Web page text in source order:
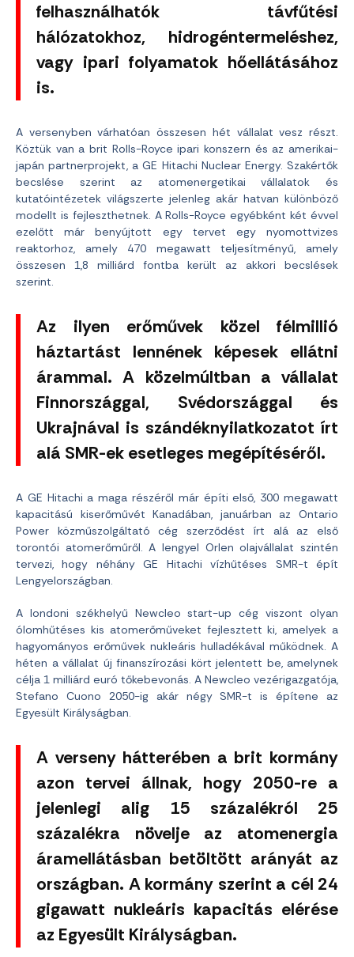
felhasználhatók távfűtési
hálózatokhoz, hidrogéntermeléshez,
vagy ipari folyamatok hőellátásához
is.
A versenyben várhatóan összesen hét vállalat vesz részt.
Köztük van a brit Rolls-Royce ipari konszern és az amerikai-
japán partnerprojekt, a GE Hitachi Nuclear Energy. Szakértők
becslése szerint az atomenergetikai vállalatok és
kutatóintézetek világszerte jelenleg akár hatvan különböző
modellt is fejleszthetnek. A Rolls-Royce egyébként két évvel
ezelőtt már benyújtott egy tervet egy nyomottvizes
reaktorhoz, amely 470 megawatt teljesítményű, amely
összesen 1,8 milliárd fontba került az akkori becslések
szerint.
Az ilyen erőművek közel félmillió
háztartást lennének képesek ellátni
árammal. A közelmúltban a vállalat
Finnországgal, Svédországgal és
Ukrajnával is szándéknyilatkozatot írt
alá SMR-ek esetleges megépítéséről.
A GE Hitachi a maga részéről már építi első, 300 megawatt
kapacitású kiserőművét Kanadában, januárban az Ontario
Power közműszolgáltató cég szerződést írt alá az első
torontói atomerőműről. A lengyel Orlen olajvállalat szintén
tervezi, hogy néhány GE Hitachi vízhűtéses SMR-t épít
Lengyelországban.
A londoni székhelyű Newcleo start-up cég viszont olyan
ólomhűtéses kis atomerőműveket fejlesztett ki, amelyek a
hagyományos erőművek nukleáris hulladékával működnek. A
héten a vállalat új finanszírozási kört jelentett be, amelynek
célja 1 milliárd euró tőkebevonás. A Newcleo vezérigazgatója,
Stefano Cuono 2050-ig akár négy SMR-t is építene az
Egyesült Királyságban.
A verseny hátterében a brit kormány
azon tervei állnak, hogy 2050-re a
jelenlegi alig 15 százalékról 25
százalékra növelje az atomenergia
áramellátásban betöltött arányát az
országban. A kormány szerint a cél 24
gigawatt nukleáris kapacitás elérése
az Egyesült Királyságban.